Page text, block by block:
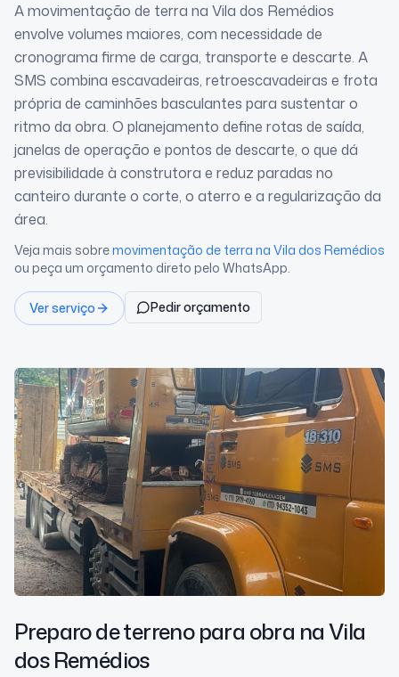
A movimentação de terra na Vila dos Remédios
envolve volumes maiores, com necessidade de
cronograma firme de carga, transporte e descarte. A
SMS combina escavadeiras, retroescavadeiras e frota
própria de caminhões basculantes para sustentar o
ritmo da obra. O planejamento define rotas de saída,
janelas de operação e pontos de descarte, o que dá
previsibilidade à construtora e reduz paradas no
canteiro durante o corte, o aterro e a regularização da
área.
Veja mais sobremovimentação de terra na Vila dos Remédios
ou peça um orçamento direto pelo WhatsApp.
Ver serviço Pedir orçamento
Preparo de terreno para obra na Vila
dos Remédios